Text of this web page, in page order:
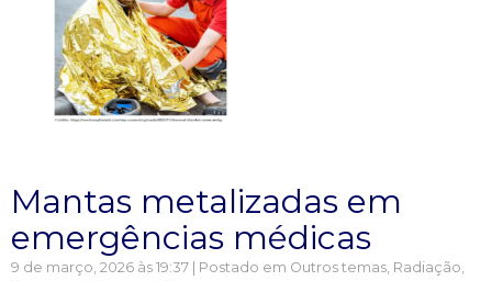
Mantas metalizadas em
emergências médicas
9 de março, 2026 às 19:37 | Postado em Outros temas, Radiação,